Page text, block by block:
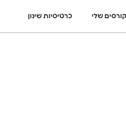
שלי כרטיסיות שינון